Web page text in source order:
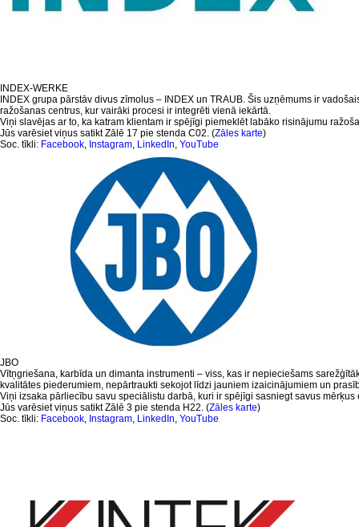
INDEX-WERKE
INDEX grupa pārstāv divus zīmolus – INDEX un TRAUB. Šis uzņēmums ir
ražošanas centrus, kur vairāki procesi ir integrēti vienā iekārtā.
Viņi slavējas ar to, ka katram klientam ir spējīgi piemeklēt labāko risinājumu
Jūs varēsiet viņus satikt Zālē 17 pie stenda C02. (Zāles karte)
Soc. tīkli: Facebook, Instagram, LinkedIn, YouTube
JBO
Vītņgriešana, karbīda un dimanta instrumenti – viss, kas ir nepieciešams
kvalitātes piederumiem, nepārtraukti sekojot līdzi jauniem izaicinājumiem un
Viņi izsaka pārliecību savu speciālistu darbā, kuri ir spējīgi sasniegt savus
Jūs varēsiet viņus satikt Zālē 3 pie stenda H22. (Zāles karte)
Soc. tīkli: Facebook, Instagram, LinkedIn, YouTube